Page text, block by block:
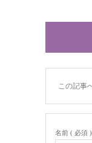
この記事
名前 ( 必須 )